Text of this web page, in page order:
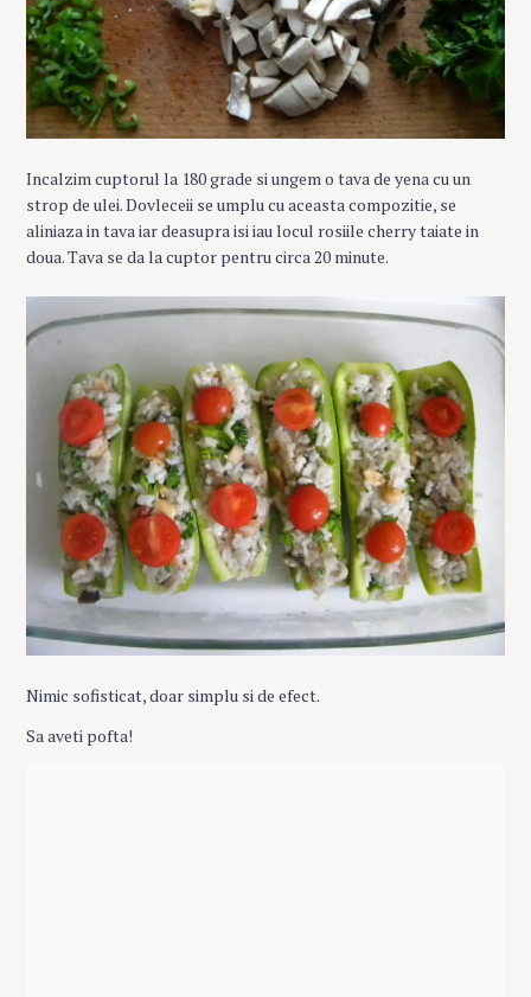
Incalzim cuptorul la 180 grade si ungem o tava de yena cu un
strop de ulei. Dovleceii se umplu cu aceasta compozitie, se
aliniaza in tava iar deasupra isi iau locul rosiile cherry taiate in
doua. Tava se da la cuptor pentru circa 20 minute.
Nimic sofisticat, doar simplu si de efect.
Sa aveti pofta!